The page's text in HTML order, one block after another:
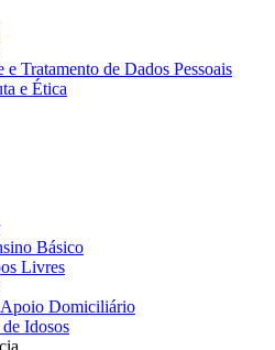
e Tratamento de Dados Pessoais
e Ética
Básico
Livres
Apoio Domiciliário
Idosos